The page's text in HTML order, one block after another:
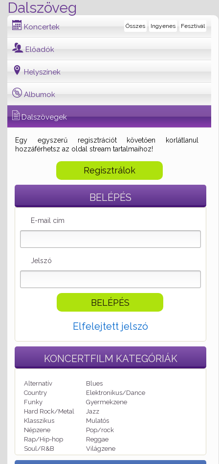
Dalszöveg
Koncertek Fesztivál
Ingyenes
Összes
Előadók
Helyszínek
Albumok
Dalszövegek
Egy egyszerű regisztrációt követően korlátlanul
hozzáférhetsz az oldal stream tartalmaihoz!
Regisztrálok
BELÉPÉS
E-mail cím
Jelszó
Elfelejtett jelszó
KONCERTFILM KATEGÓRIÁK
Alternatív
Blues
Country
Elektronikus/Dance
Funky
Gyermekzene
Hard Rock/Metal
Jazz
Klasszikus
Mulatós
Népzene
Pop/rock
Rap/Hip-hop
Reggae
Soul/R&B
Világzene